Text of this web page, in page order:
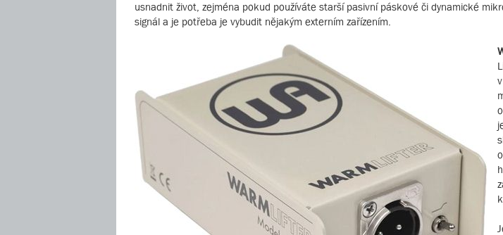
usnadnit život, zejména pokud používáte starší pasivní páskové či dynamické
signál a je potřeba je vybudit nějakým externím zařízením.